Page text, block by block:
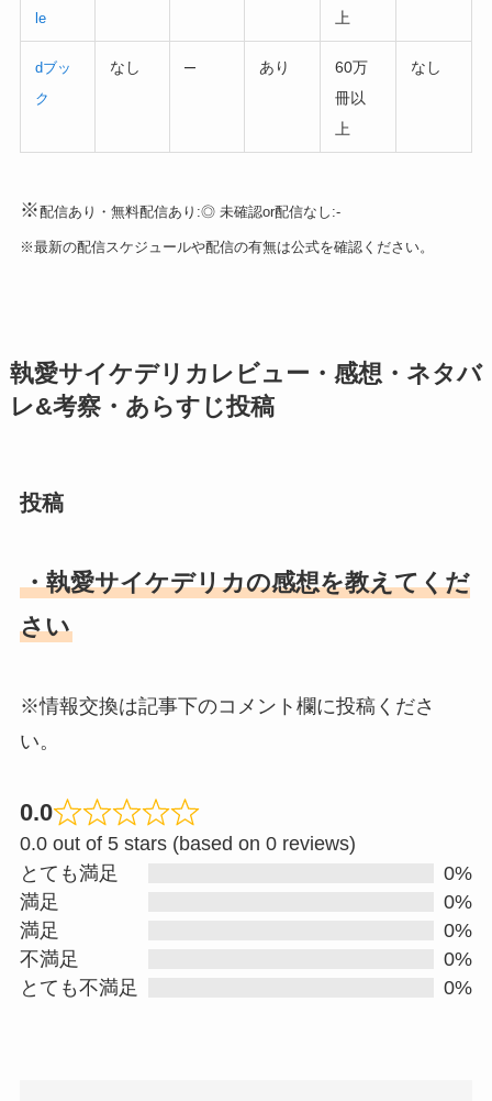
le
上
dブッ
ク
なし – あり
60万
冊以
上
なし
※配信あり・無料配信あり:◎ 未確認or配信なし:-
※最新の配信スケジュールや配信の有無は公式を確認ください。
執愛サイケデリカレビュー・感想・ネタバ
レ&考察・あらすじ投稿
投稿
・執愛サイケデリカの感想を教えてくだ
さい
※情報交換は記事下のコメント欄に投稿くださ
い。
0.0
R
0
0.0 out of 5 stars (based on 0 reviews)
とても満足
0%
満足
0%
満足
0%
不満足
0%
とても不満足
0%